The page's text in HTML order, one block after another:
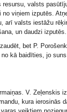
resursu, valsts
no viņiem izputēs.
arī valsts iestāžu
un daudzi izputēs.
bet P.
no kā baidīties, jo
V. Zeļenskis
kura ierosinās